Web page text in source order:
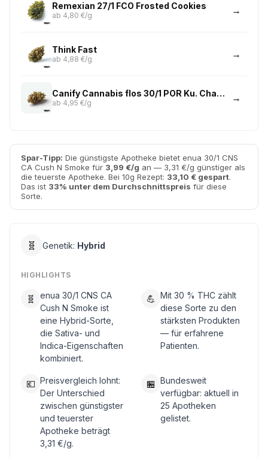
Remexian 27/1 FCO Frosted Cookies
ab 4,80 €/g
Think Fast
ab 4,88 €/g
Canify Cannabis flos 30/1 POR Ku. Chapel of Love
ab 4,95 €/g
Spar-Tipp: Die günstigste Apotheke bietet enua 30/1 CNS
CA Cush N Smoke für 3,99 €/g an — 3,31 €/g günstiger als
die teuerste Apotheke. Bei 10g Rezept: 33,10 € gespart.
Das ist 33% unter dem Durchschnittspreis für diese
Sorte.
🧬 Genetik: Hybrid
HIGHLIGHTS
🧬
enua 30/1 CNS CA
Cush N Smoke ist
eine Hybrid-Sorte,
die Sativa- und
Indica-Eigenschaften
kombiniert.
💪 Mit 30 % THC zählt
diese Sorte zu den
stärksten Produkten
— für erfahrene
Patienten.
💶 Preisvergleich lohnt:
Der Unterschied
zwischen günstigster
und teuerster
Apotheke beträgt
3,31 €/g.
🏪 Bundesweit
verfügbar: aktuell in
25 Apotheken
gelistet.